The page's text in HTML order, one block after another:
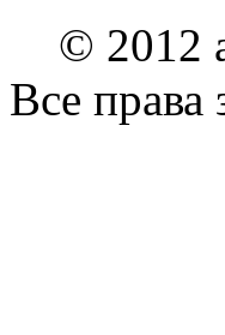
© 2012
Все